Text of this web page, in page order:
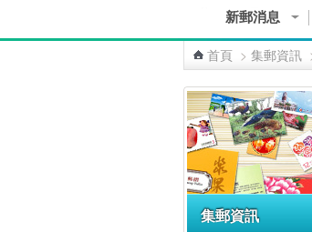
新郵消息
集郵業務個資
首頁 > 集郵資訊
集郵資訊